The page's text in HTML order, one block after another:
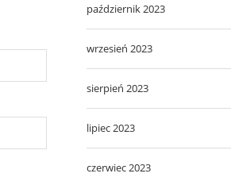
październik 2023
wrzesień 2023
sierpień 2023
lipiec 2023
czerwiec 2023